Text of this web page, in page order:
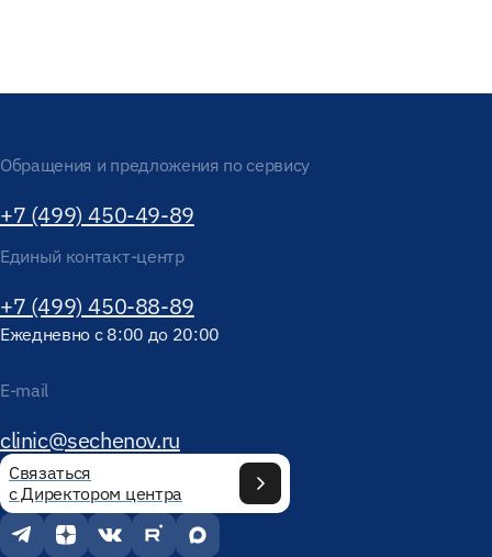
Обращения и предложения по сервису
+7 (499) 450-49-89
Единый контакт-центр
+7 (499) 450-88-89
Ежедневно с 8:00 до 20:00
E-mail
clinic@sechenov.ru
Связаться
с Директором центра